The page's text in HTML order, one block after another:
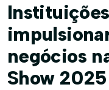
negócios
Show 2025